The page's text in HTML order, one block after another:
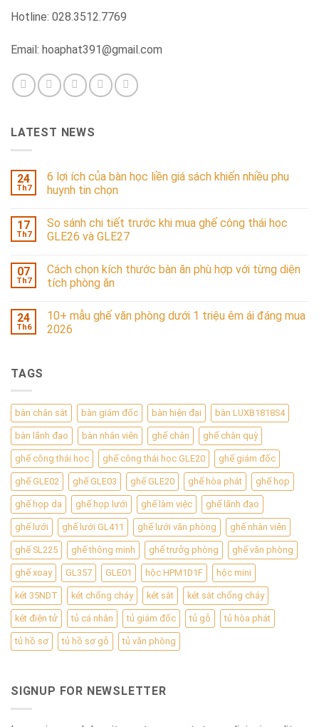
Hotline: 028.3512.7769
Email: hoaphat391@gmail.com
LATEST NEWS
24
Th7
6 lợi ích của bàn học liền giá sách khiến nhiều phụ
huynh tin chọn
17
Th7
So sánh chi tiết trước khi mua ghế công thái học
GLE26 và GLE27
07
Th7
Cách chọn kích thước bàn ăn phù hợp với từng diện
tích phòng ăn
24
Th6
10+ mẫu ghế văn phòng dưới 1 triệu êm ái đáng mua
2026
TAGS
bàn chân sắt bàn giám đốc bàn hiện đại bàn LUXB1818S4
bàn lãnh đạo bàn nhân viên ghế chân ghế chân quỳ
ghế công thái học ghế công thái học GLE20 ghế giám đốc
ghế GLE02 ghế GLE03 ghế GLE20 ghế hòa phát ghế họp
ghế họp da ghế họp lưới ghế làm việc ghế lãnh đạo
ghế lưới ghế lưới GL411 ghế lưới văn phòng ghế nhân viên
ghế SL225 ghế thông minh ghế trưởg phòng ghế văn phòng
ghế xoay GL357 GLE01 hộc HPM1D1F hộc mini
két 35NDT két chống cháy két sắt két sắt chống cháy
két điện tử tủ cá nhân tủ giám đốc tủ gỗ tủ hòa phát
tủ hồ sơ tủ hồ sơ gỗ tủ văn phòng
SIGNUP FOR NEWSLETTER